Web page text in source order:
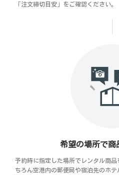
「注文締切目安」をご確認ください。
希望の場所で商
予約時に指定した場所でレンタル商
ちろん空港内の郵便局や宿泊先のホ